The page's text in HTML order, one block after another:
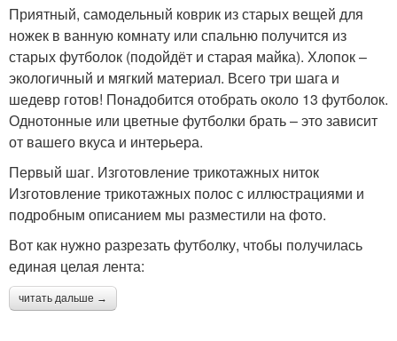
Приятный, самодельный коврик из старых вещей для
ножек в ванную комнату или спальню получится из
старых футболок (подойдёт и старая майка). Хлопок –
экологичный и мягкий материал. Всего три шага и
шедевр готов! Понадобится отобрать около 13 футболок.
Однотонные или цветные футболки брать – это зависит
от вашего вкуса и интерьера.
Первый шаг. Изготовление трикотажных ниток
Изготовление трикотажных полос с иллюстрациями и
подробным описанием мы разместили на фото.
Вот как нужно разрезать футболку, чтобы получилась
единая целая лента:
читать дальше →